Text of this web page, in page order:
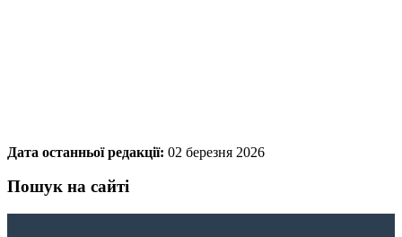
Дата останньої редакції: 02 березня 2026
Пошук на сайті